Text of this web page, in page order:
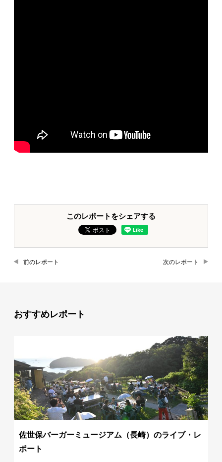
このレポートをシェアする
前のレポート 次のレポート
おすすめレポート
佐世保バーガーミュージアム（長崎）のライブ・レ
ポート